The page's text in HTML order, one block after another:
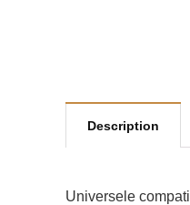
Description
Universele